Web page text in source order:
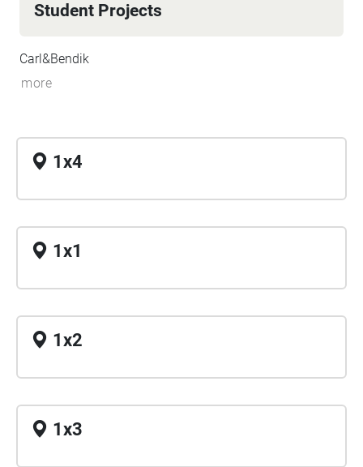
Student Projects
Carl&Bendik
more
1x4
1x1
1x2
1x3